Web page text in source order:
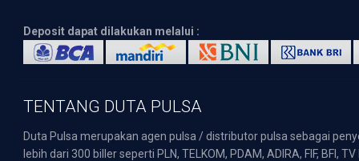
Deposit dapat dilakukan melalui :
TENTANG DUTA PULSA
Duta Pulsa merupakan agen pulsa / distributor pulsa sebagai
lebih dari 300 biller seperti PLN, TELKOM, PDAM, ADIRA, FIF,